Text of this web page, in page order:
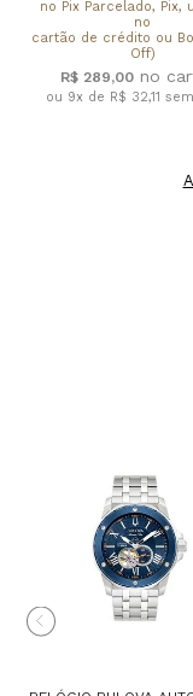
no Pix Parcelado, Pix,
no
cartão de crédito ou
Off)
R$ 289,00
ou 9x de R$ 32,11